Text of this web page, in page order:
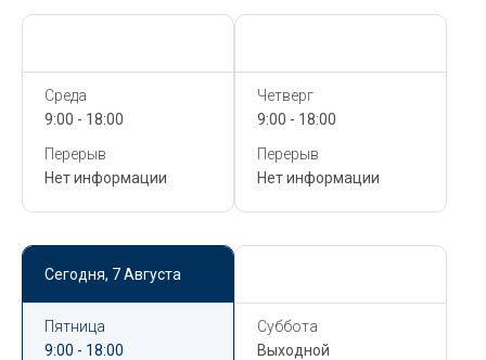
Среда
9:00 - 18:00
Перерыв
Нет информации
Четверг
9:00 - 18:00
Перерыв
Нет информации
Сегодня, 7 Августа
Пятница
9:00 - 18:00
Суббота
Выходной